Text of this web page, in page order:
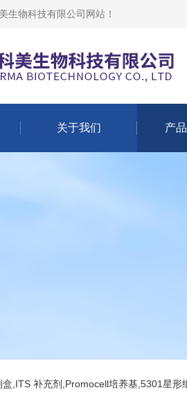
生物科技有限公司网站 ！
关于我们 产
,ITS 补充剂,Promocell培养基,5301星形